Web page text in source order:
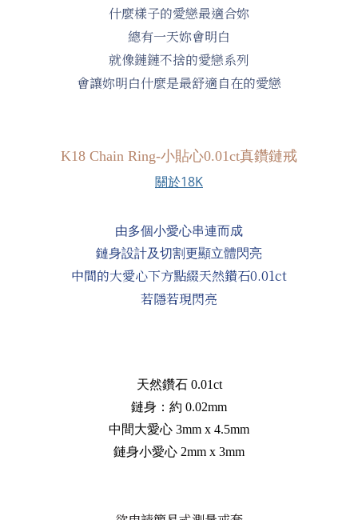
什麼樣子的愛戀最適合妳
總有一天妳會明白
就像鏈鏈不捨的愛戀系列
會讓妳明白什麼是最舒適自在的愛戀
K18 Chain Ring-小貼心0.01ct真鑽鏈戒
關於18K
由多個小愛心串連而成
鏈身設計及切割更顯立體閃亮
中間的大愛心下方點綴天然鑽石0.01ct
若隱若現閃亮
天然鑽石 0.01ct
鏈身：約 0.02mm
中間大愛心 3mm x 4.5mm
鏈身小愛心 2mm x 3mm